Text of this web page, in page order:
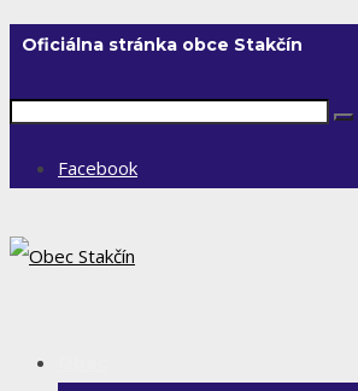
Oficiálna stránka obce Stakčín
Facebook